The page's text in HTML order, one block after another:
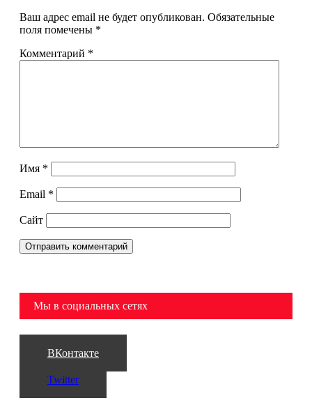
Ваш адрес email не будет опубликован. Обязательные
поля помечены *
Комментарий *
Имя *
Email *
Сайт
Мы в социальных сетях
ВКонтакте
Twitter